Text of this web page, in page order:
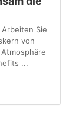
Sie
von
...